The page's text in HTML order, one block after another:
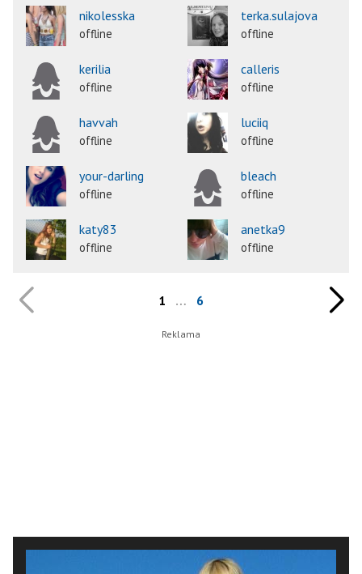
nikolesska
offline
terka.sulajova
offline
kerilia
offline
calleris
offline
havvah
offline
luciiq
offline
your-darling
offline
bleach
offline
katy83
offline
anetka9
offline
1 … 6